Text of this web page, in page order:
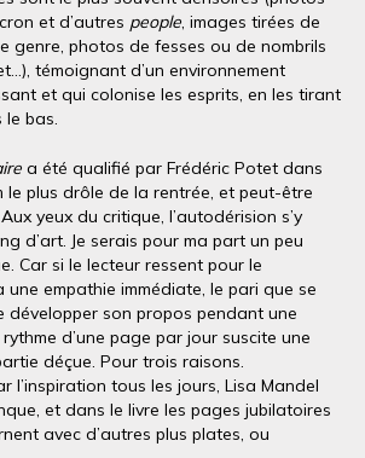
et d’autres people, images tirées de
genre, photos de fesses ou de nombrils
témoignant d’un environnement
et qui colonise les esprits, en les tirant
le bas.
a été qualifié par Frédéric Potet dans
le plus drôle de la rentrée, et peut-être
yeux du critique, l’autodérision s’y
d’art. Je serais pour ma part un peu
Car si le lecteur ressent pour le
une empathie immédiate, le pari que se
développer son propos pendant une
d’une page par jour suscite une
déçue. Pour trois raisons.
l’inspiration tous les jours, Lisa Mandel
et dans le livre les pages jubilatoires
avec d’autres plus plates, ou